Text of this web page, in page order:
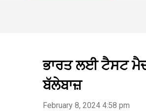
ਭਾਰਤ ਲਈ ਟੈਸਟ
ਬੱਲੇਬਾਜ਼
February 8, 2024 4:58 pm